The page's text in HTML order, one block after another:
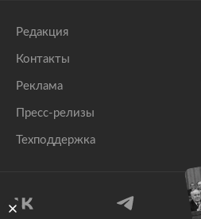
Редакция
Контакты
Реклама
Пресс-релизы
Техподдержка